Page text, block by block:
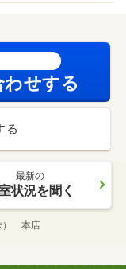
せする
る
最新の
状況を聞く
） 本店